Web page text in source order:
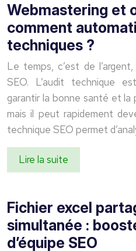
Webmastering et
comment
techniques ?
Le temps, c’est de
SEO. L’audit technique
garantir la bonne santé et la
mais il peut rapidement
technique SEO permet
Lire la suite
Fichier excel
simultanée :
d’équipe SEO